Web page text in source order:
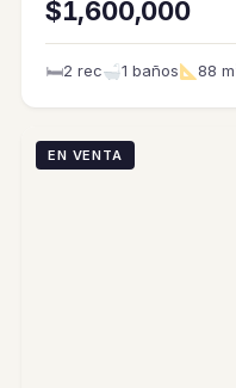
$1,600,000
🛏2 rec 1 baños 88
EN VENTA